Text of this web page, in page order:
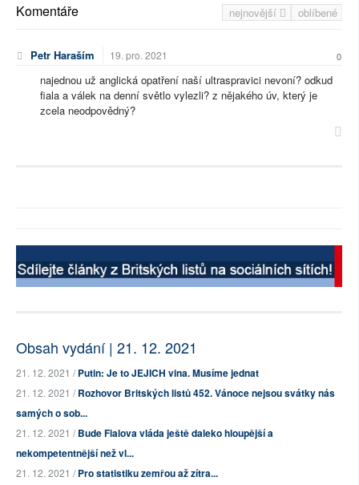
nejnovější oblíbené
Komentáře
Petr Haraším 19. pro. 2021 0
najednou už anglická opatření naší ultraspravici nevoní? odkud
fiala a válek na denní světlo vylezli? z nějakého úv, který je
zcela neodpovědný?
Obsah vydání | 21. 12. 2021
21. 12. 2021 /Putin: Je to JEJICH vina. Musíme jednat
21. 12. 2021 /Rozhovor Britských listů 452. Vánoce nejsou svátky nás
samých o sob...
21. 12. 2021 /Bude Fialova vláda ještě daleko hloupější a
nekompetentnější než vl...
21. 12. 2021 /Pro statistiku zemřou až zítra...